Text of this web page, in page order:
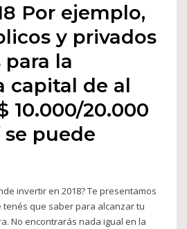
Por ejemplo,
y privados
la
capital de al
10.000/20.000
puede
invertir en 2018? Te presentamos
que saber para alcanzar tu
No encontrarás nada igual en la